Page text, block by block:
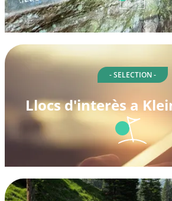
- SELECTION -
Llocs d'interès a